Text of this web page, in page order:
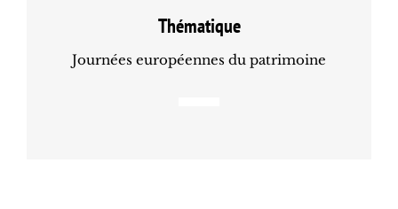
Thématique
Journées européennes du patrimoine